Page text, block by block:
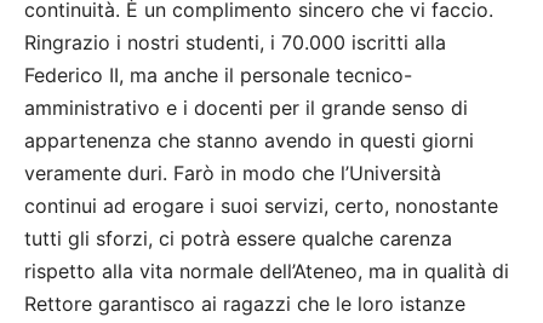
continuità. È un complimento sincero che vi faccio.
Ringrazio i nostri studenti, i 70.000 iscritti alla
Federico II, ma anche il personale tecnico-
amministrativo e i docenti per il grande senso di
appartenenza che stanno avendo in questi giorni
veramente duri. Farò in modo che l’Università
continui ad erogare i suoi servizi, certo, nonostante
tutti gli sforzi, ci potrà essere qualche carenza
rispetto alla vita normale dell’Ateneo, ma in qualità di
Rettore garantisco ai ragazzi che le loro istanze